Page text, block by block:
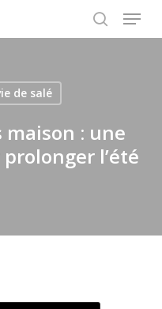
search
Menu
de salé
: une
l’été